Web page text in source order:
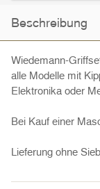
Beschreibung
Wiedemann-
alle Modelle mit
Elektronika oder
Bei Kauf einer
Lieferung ohne